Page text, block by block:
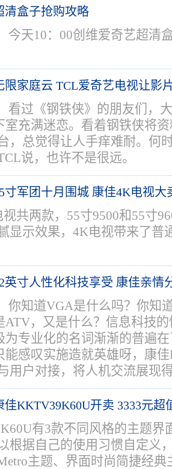
清盒子抢购攻略
今天10：00创维爱奇艺超清
限家庭云 TCL爱奇艺电视让影
看过《钢铁侠》的朋友们，
室充满迷恋。看着钢铁侠将
，总觉得让人手痒难耐。何
说，也许不是很远。
寸军团十月围城 康佳4K电视大
共两款，55寸9500和55寸
显示效果，4K电视带来了普
英寸人性化科技享受 康佳亲情
你知道VGA是什么吗？你知
ATV，又是什么？信息科技
为专业化的名词渐渐的普遍
能感叹实施造就英雄呀，康
用户对接，将人机交流展现
佳KKTV39K60U开卖 3333元超
有3款不同风格的主题界
根据自己的使用习惯自定义
主题、界面时尚简捷经典